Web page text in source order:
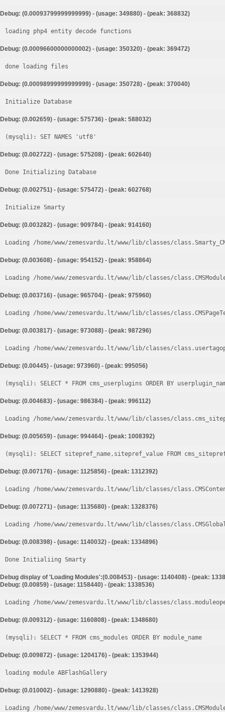
Debug: (0.00093799999999999) - (usage: 349880) - (peak: 368832)
loading php4 entity decode functions
Debug: (0.00096600000000002) - (usage: 350320) - (peak: 369472)
done loading files
Debug: (0.00098999999999999) - (usage: 350728) - (peak: 370040)
Initialize Database
Debug: (0.002659) - (usage: 575736) - (peak: 588032)
Debug: (0.002722) - (usage: 575208) - (peak: 602640)
Done Initializing Database
Debug: (0.002751) - (usage: 575472) - (peak: 602768)
Initialize Smarty
Debug: (0.003282) - (usage: 909784) - (peak: 914160)
Loading /home/www/zemesvardu.lt/www/lib/classes/
Debug: (0.003608) - (usage: 954152) - (peak: 958864)
Loading /home/www/zemesvardu.lt/www/lib/classes/
Debug: (0.003716) - (usage: 965704) - (peak: 975960)
Loading /home/www/zemesvardu.lt/www/lib/classes/
Debug: (0.003817) - (usage: 973088) - (peak: 987296)
Loading /home/www/zemesvardu.lt/www/lib/classes/
Debug: (0.00445) - (usage: 973960) - (peak: 995056)
Debug: (0.004683) - (usage: 986384) - (peak: 996112)
Loading /home/www/zemesvardu.lt/www/lib/classes/
Debug: (0.005659) - (usage: 994464) - (peak: 1008392)
Debug: (0.007176) - (usage: 1125856) - (peak: 1312392)
Loading /home/www/zemesvardu.lt/www/lib/classes/
Debug: (0.007271) - (usage: 1135680) - (peak: 1328376)
Loading /home/www/zemesvardu.lt/www/lib/classes/
Debug: (0.008398) - (usage: 1140032) - (peak: 1334896)
Done Initialiing Smarty
Debug display of 'Loading Modules':(0.008453) - (usage: 1140408) - (peak:
Debug: (0.00859) - (usage: 1158440) - (peak: 1338536)
Loading /home/www/zemesvardu.lt/www/lib/classes/
Debug: (0.009312) - (usage: 1160808) - (peak: 1348680)
Debug: (0.009872) - (usage: 1204176) - (peak: 1353944)
loading module ABFlashGallery
Debug: (0.010002) - (usage: 1290880) - (peak: 1413928)
Loading /home/www/zemesvardu.lt/www/lib/classes/